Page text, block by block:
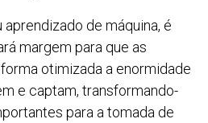
aprendizado de máquina, é
margem para que as
otimizada a enormidade
e captam, transformando-
para a tomada de